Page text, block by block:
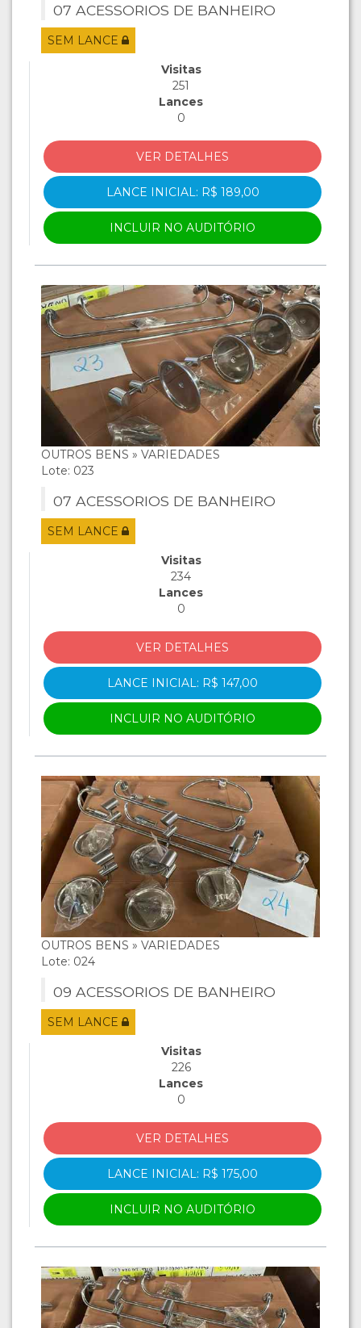
07 ACESSORIOS DE BANHEIRO
SEM LANCE
Visitas
251
Lances
0
VER DETALHES
LANCE INICIAL: R$ 189,00
INCLUIR NO AUDITÓRIO
OUTROS BENS » VARIEDADES
Lote: 023
07 ACESSORIOS DE BANHEIRO
SEM LANCE
Visitas
234
Lances
0
VER DETALHES
LANCE INICIAL: R$ 147,00
INCLUIR NO AUDITÓRIO
OUTROS BENS » VARIEDADES
Lote: 024
09 ACESSORIOS DE BANHEIRO
SEM LANCE
Visitas
226
Lances
0
VER DETALHES
LANCE INICIAL: R$ 175,00
INCLUIR NO AUDITÓRIO